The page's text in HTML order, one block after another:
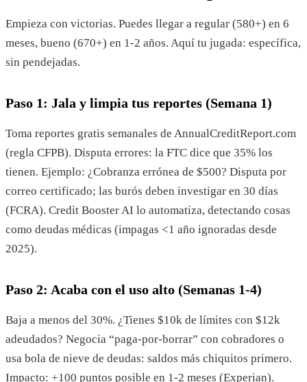
Empieza con victorias. Puedes llegar a regular (580+) en 6
meses, bueno (670+) en 1-2 años. Aquí tu jugada: específica,
sin pendejadas.
Paso 1: Jala y limpia tus reportes (Semana 1)
Toma reportes gratis semanales de AnnualCreditReport.com
(regla CFPB). Disputa errores: la FTC dice que 35% los
tienen. Ejemplo: ¿Cobranza errónea de $500? Disputa por
correo certificado; las burós deben investigar en 30 días
(FCRA). Credit Booster AI lo automatiza, detectando cosas
como deudas médicas (impagas <1 año ignoradas desde
2025).
Paso 2: Acaba con el uso alto (Semanas 1-4)
Baja a menos del 30%. ¿Tienes $10k de límites con $12k
adeudados? Negocia “paga-por-borrar” con cobradores o
usa bola de nieve de deudas: saldos más chiquitos primero.
Impacto: +100 puntos posible en 1-2 meses (Experian).